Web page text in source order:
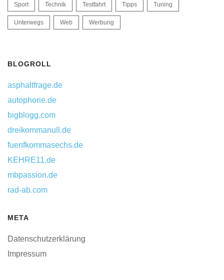
Sport Technik Testfahrt Tipps Tuning
Unterwegs Web Werbung
BLOGROLL
asphaltfrage.de
autophorie.de
bigblogg.com
dreikommanull.de
fuenfkommasechs.de
KEHRE11.de
mbpassion.de
rad-ab.com
META
Datenschutzerklärung
Impressum